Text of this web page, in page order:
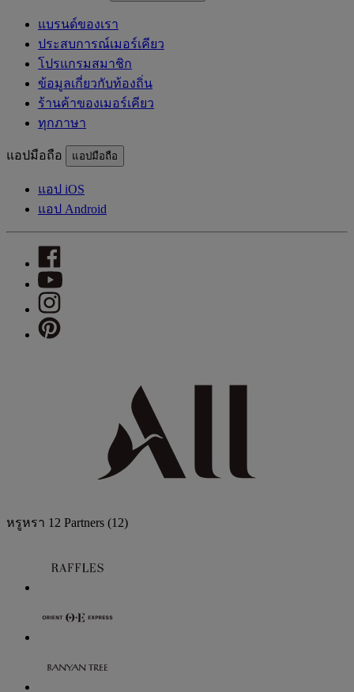
แบรนด์ของเรา
ประสบการณ์เมอร์เคียว
โปรแกรมสมาชิก
ข้อมูลเกี่ยวกับท้องถิ่น
ร้านค้าของเมอร์เคียว
ทุกภาษา
แอปมือถือ แอปมือถือ
แอป iOS
แอป Android
หรูหรา 12 Partners (12)